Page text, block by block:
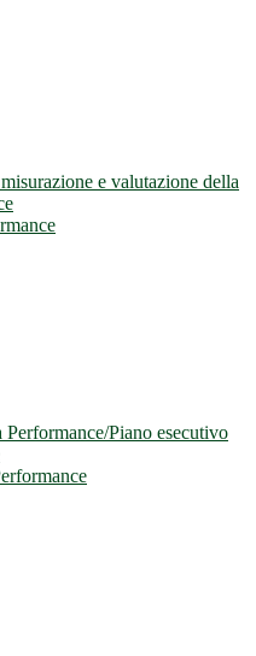
e valutazione della
Performance/Piano esecutivo